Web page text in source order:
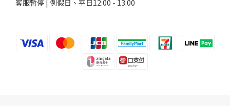
客服暫停 | 例假日、平日12:00 - 13:00